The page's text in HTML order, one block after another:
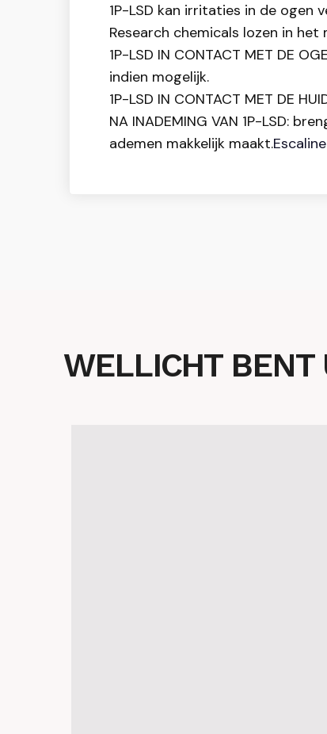
1P-LSD kan irritaties in de ogen
Research chemicals lozen in het
1P-LSD IN CONTACT MET DE
indien mogelijk.
1P-LSD IN CONTACT MET DE
NA INADEMING VAN 1P-LSD:
ademen makkelijk maakt.
WELLICHT